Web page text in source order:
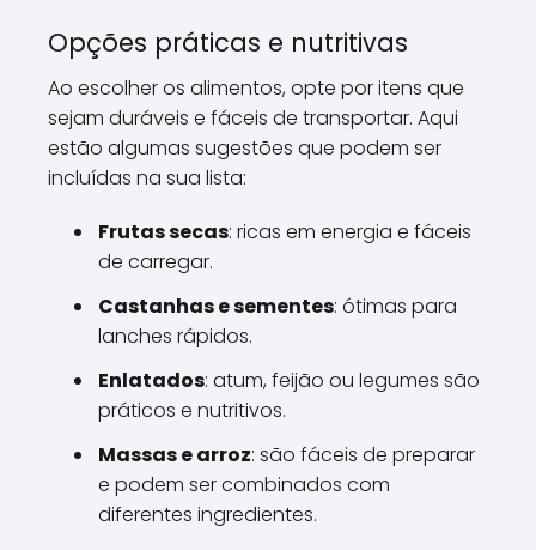
Opções práticas e nutritivas
Ao escolher os alimentos, opte por itens que
sejam duráveis e fáceis de transportar. Aqui
estão algumas sugestões que podem ser
incluídas na sua lista:
Frutas secas: ricas em energia e fáceis
de carregar.
Castanhas e sementes: ótimas para
lanches rápidos.
Enlatados: atum, feijão ou legumes são
práticos e nutritivos.
Massas e arroz: são fáceis de preparar
e podem ser combinados com
diferentes ingredientes.